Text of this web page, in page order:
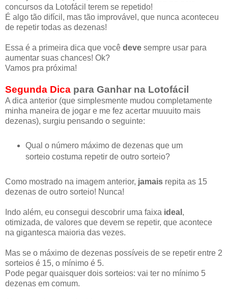
concursos da Lotofácil terem se repetido!
É algo tão difícil, mas tão improvável, que nunca aconteceu
de repetir todas as dezenas!
Essa é a primeira dica que você deve sempre usar para
aumentar suas chances! Ok?
Vamos pra próxima!
Segunda Dica para Ganhar na Lotofácil
A dica anterior (que simplesmente mudou completamente
minha maneira de jogar e me fez acertar muuuito mais
dezenas), surgiu pensando o seguinte:
Qual o número máximo de dezenas que um
sorteio costuma repetir de outro sorteio?
Como mostrado na imagem anterior, jamais repita as 15
dezenas de outro sorteio! Nunca!
Indo além, eu consegui descobrir uma faixa ideal ,
otimizada, de valores que devem se repetir, que acontece
na gigantesca maioria das vezes.
Mas se o máximo de dezenas possíveis de se repetir entre 2
sorteios é 15, o mínimo é 5.
Pode pegar quaisquer dois sorteios: vai ter no mínimo 5
dezenas em comum.